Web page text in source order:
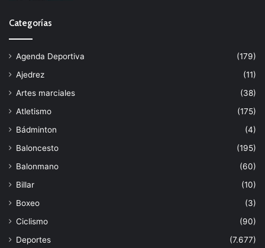
Categorías
Agenda Deportiva
(179)
Ajedrez
(11)
Artes marciales
(38)
Atletismo
(175)
Bádminton
(4)
Baloncesto
(195)
Balonmano
(60)
Billar
(10)
Boxeo
(3)
Ciclismo
(90)
Deportes
(7.677)